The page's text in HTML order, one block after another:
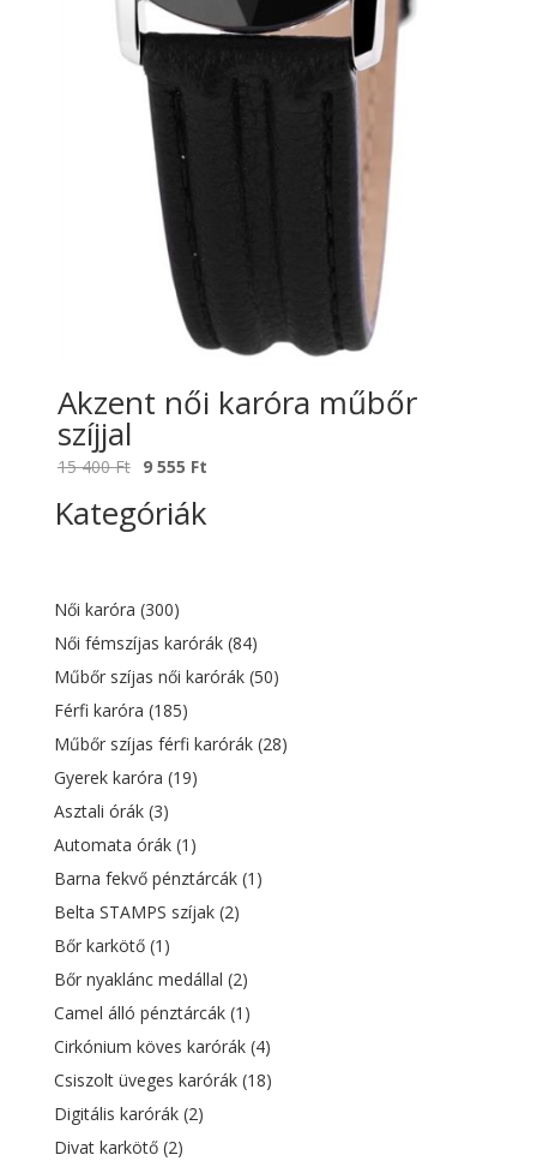
Akzent női karóra műbőr
szíjjal
15 400Ft Original
was:
9 555 Ft
Kategóriák
Női karóra (300)
Női fémszíjas karórák (84)
Műbőr szíjas női karórák (50)
Férfi karóra (185)
Műbőr szíjas férfi karórák (28)
Gyerek karóra (19)
Asztali órák (3)
Automata órák (1)
Barna fekvő pénztárcák (1)
Belta STAMPS szíjak (2)
Bőr karkötő (1)
Bőr nyaklánc medállal (2)
Camel álló pénztárcák (1)
Cirkónium köves karórák (4)
Csiszolt üveges karórák (18)
Digitális karórák (2)
Divat karkötő (2)